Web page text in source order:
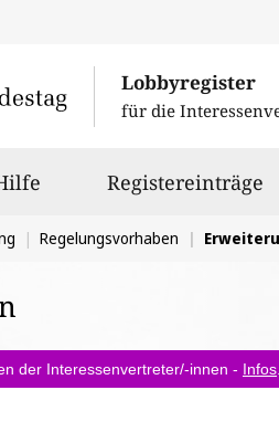
Lobbyregister
für die
Registereinträge
Regelungsvorhaben Erweiterung der
der Interessenvertreter/-innen - Infos